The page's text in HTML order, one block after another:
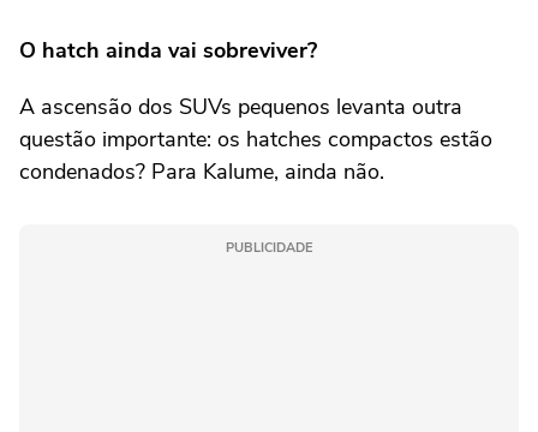
O hatch ainda vai sobreviver?
A ascensão dos SUVs pequenos levanta outra
questão importante: os hatches compactos estão
condenados? Para Kalume, ainda não.
PUBLICIDADE